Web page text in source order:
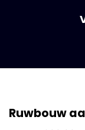
Ruwbouw